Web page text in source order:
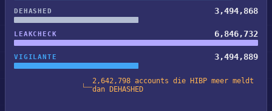
DEHASHED 3,494,868
LEAKCHECK 6,846,732
VIGILANTE 3,494,889
2,642,798 accounts die HIBP meer meldt
dan DEHASHED